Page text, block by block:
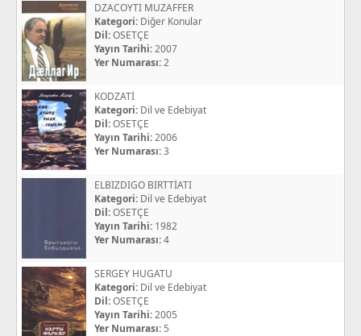
DZACOYTI MUZAFFER
Kategori: Diğer Konular
Dil:OSETÇE
Yayın Tarihi:2007
Yer Numarası:2
KODZATİ
Kategori: Dil ve Edebiyat
Dil:OSETÇE
Yayın Tarihi:2006
Yer Numarası:3
ELBIZDIGO BIRTTİATI
Kategori: Dil ve Edebiyat
Dil:OSETÇE
Yayın Tarihi: 1982
Yer Numarası:4
SERGEY HUGATU
Kategori: Dil ve Edebiyat
Dil:OSETÇE
Yayın Tarihi:2005
Yer Numarası: 5